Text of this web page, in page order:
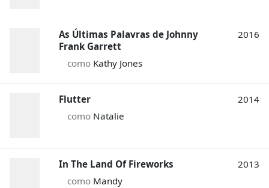
As Últimas Palavras de Johnny
Frank Garrett
como Kathy Jones
2016
Flutter
como Natalie
2014
In The Land Of Fireworks
como Mandy
2013